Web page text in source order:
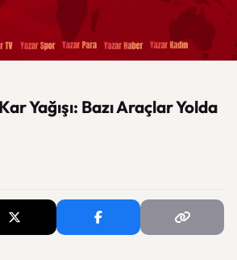
Yağışı: Bazı Araçlar Yolda